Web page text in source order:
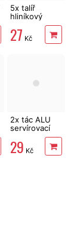
5x talíř
hliníkový
kulatý pr.19
cm
27 Kč
2x tác ALU
servírovací
malý 33,5 x
23,5 cm
29 Kč